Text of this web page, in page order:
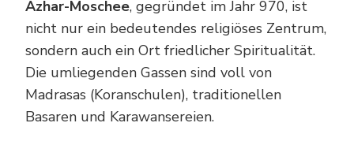
Azhar-Moschee, gegründet im Jahr 970, ist
nicht nur ein bedeutendes religiöses Zentrum,
sondern auch ein Ort friedlicher Spiritualität.
Die umliegenden Gassen sind voll von
Madrasas (Koranschulen), traditionellen
Basaren und Karawansereien.